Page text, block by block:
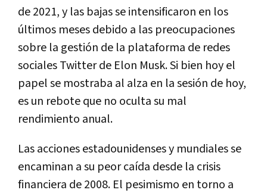
de 2021, y las bajas se intensificaron en los
últimos meses debido a las preocupaciones
sobre la gestión de la plataforma de redes
sociales Twitter de Elon Musk. Si bien hoy el
papel se mostraba al alza en la sesión de hoy,
es un rebote que no oculta su mal
rendimiento anual.
Las acciones estadounidenses y mundiales se
encaminan a su peor caída desde la crisis
financiera de 2008. El pesimismo en torno a